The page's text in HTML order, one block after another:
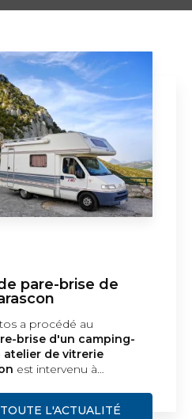
pare-brise de
a procédé au
brise d'un camping-
atelier de vitrerie
est intervenu à…
TOUTE L'ACTUALITÉ